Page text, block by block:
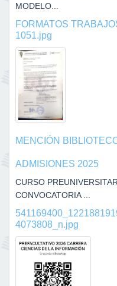
MODELO...
FORMATOS
1051.jpg
MENCIÓN
ADMISIONES 2025
CURSO
CONVOCATORIA ...
4073808_n.jpg